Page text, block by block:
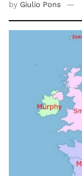
by Giulio Pons